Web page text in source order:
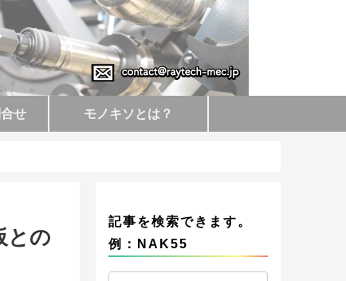
せ モノキソとは？
との
記事を検索できます。
例：NAK55